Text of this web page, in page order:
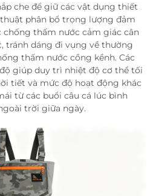
che để giữ các vật dụng thiết
thuật phân bổ trọng lượng đảm
chống thấm nước cảm giác cân
tránh dáng đi vụng về thường
thấm nước cồng kềnh. Các
giúp duy trì nhiệt độ cơ thể tối
tiết và mức độ hoạt động khác
từ các buổi câu cá lúc bình
trời giữa ngày.